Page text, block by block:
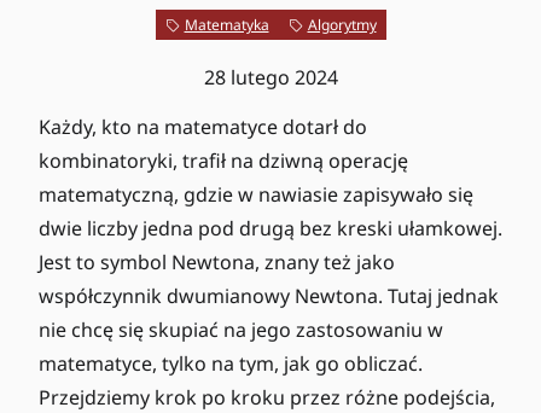
Matematyka Algorytmy
28 lutego 2024
Każdy, kto na matematyce dotarł do
kombinatoryki, trafił na dziwną operację
matematyczną, gdzie w nawiasie zapisywało się
dwie liczby jedna pod drugą bez kreski ułamkowej.
Jest to symbol Newtona, znany też jako
współczynnik dwumianowy Newtona. Tutaj jednak
nie chcę się skupiać na jego zastosowaniu w
matematyce, tylko na tym, jak go obliczać.
Przejdziemy krok po kroku przez różne podejścia,